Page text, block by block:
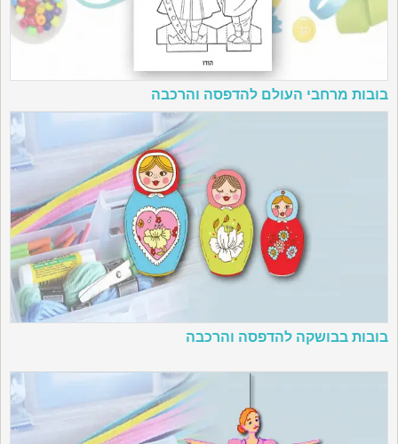
בובות מרחבי העולם להדפסה והרכבה
בובות בבושקה להדפסה והרכבה